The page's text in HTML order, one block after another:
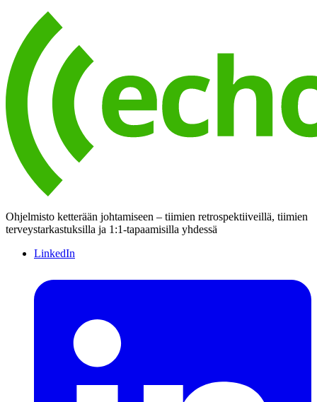
Ohjelmisto ketterään johtamiseen – tiimien retrospektiiveillä, tiimien
terveystarkastuksilla ja 1:1-tapaamisilla yhdessä
LinkedIn